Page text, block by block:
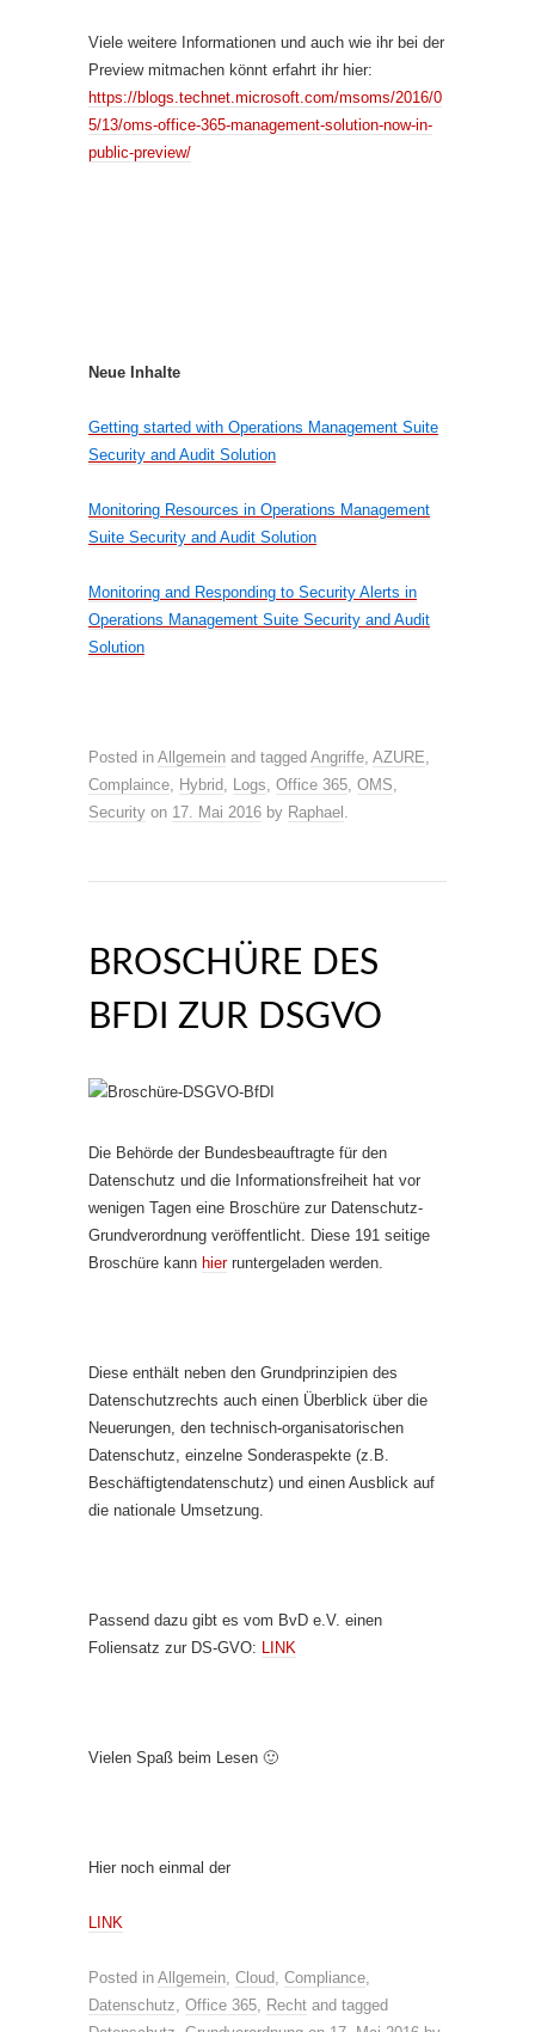
Viele weitere Informationen und auch wie ihr bei der
Preview mitmachen könnt erfahrt ihr hier:
https://blogs.technet.microsoft.com/msoms/2016/0
5/13/oms-office-365-management-solution-now-in-
public-preview/
Neue Inhalte
Getting started with Operations Management Suite
Security and Audit Solution
Monitoring Resources in Operations Management
Suite Security and Audit Solution
Monitoring and Responding to Security Alerts in
Operations Management Suite Security and Audit
Solution
Posted in Allgemein and tagged Angriffe, AZURE,
Complaince, Hybrid, Logs, Office 365, OMS,
Security on 17. Mai 2016 by Raphael .
BROSCHÜRE DES
BFDI ZUR DSGVO
Die Behörde der Bundesbeauftragte für den
Datenschutz und die Informationsfreiheit hat vor
wenigen Tagen eine Broschüre zur Datenschutz-
Grundverordnung veröffentlicht. Diese 191 seitige
Broschüre kann hierruntergeladen werden.
Diese enthält neben den Grundprinzipien des
Datenschutzrechts auch einen Überblick über die
Neuerungen, den technisch-organisatorischen
Datenschutz, einzelne Sonderaspekte (z.B.
Beschäftigtendatenschutz) und einen Ausblick auf
die nationale Umsetzung.
Passend dazu gibt es vom BvD e.V. einen
Foliensatz zur DS-GVO: LINK
Vielen Spaß beim Lesen 🙂
Hier noch einmal der
LINK
Posted in Allgemein, Cloud, Compliance,
Datenschutz, Office 365, Recht and tagged